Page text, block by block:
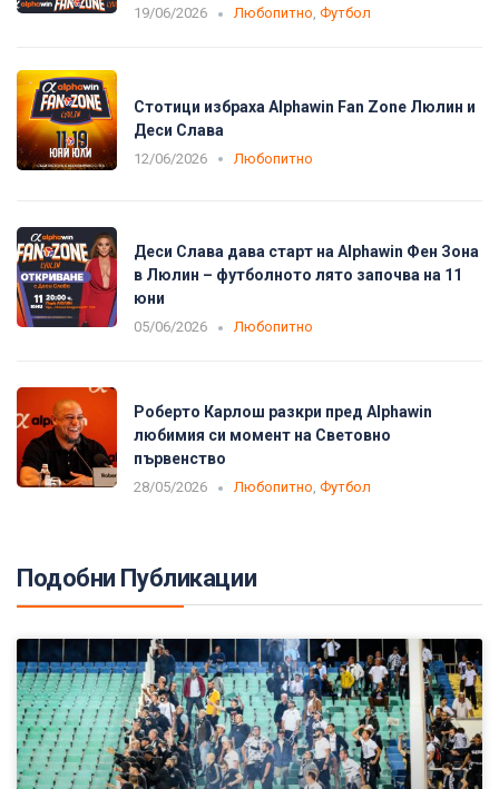
19/06/2026 Любопитно, Футбол
Стотици избраха Alphawin Fan Zone Люлин и
Деси Слава
12/06/2026 Любопитно
Деси Слава дава старт на Alphawin Фен Зона
в Люлин – футболното лято започва на 11
юни
05/06/2026 Любопитно
Роберто Карлош разкри пред Alphawin
любимия си момент на Световно
първенство
28/05/2026 Любопитно, Футбол
Подобни Публикации